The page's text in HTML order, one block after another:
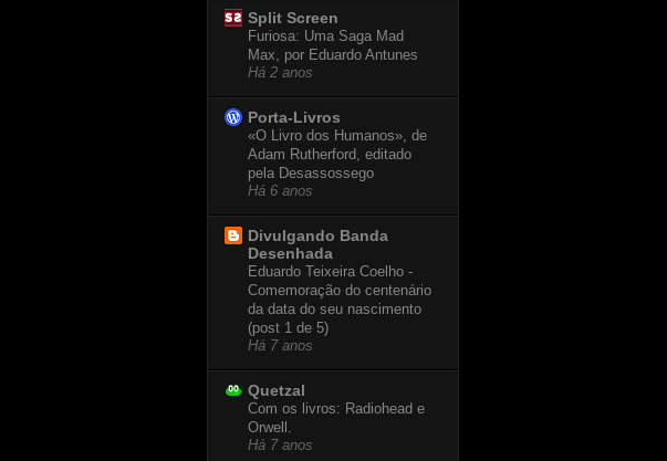
Split Screen
Furiosa: Uma Saga Mad
Max, por Eduardo Antunes
Há 2 anos
Porta-Livros
«O Livro dos Humanos», de
Adam Rutherford, editado
pela Desassossego
Há 6 anos
Divulgando Banda
Desenhada
Eduardo Teixeira Coelho -
Comemoração do centenário
da data do seu nascimento
(post 1 de 5)
Há 7 anos
Quetzal
Com os livros: Radiohead e
Orwell.
Há 7 anos